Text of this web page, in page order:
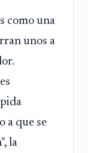
como una
unos a
a que se
la